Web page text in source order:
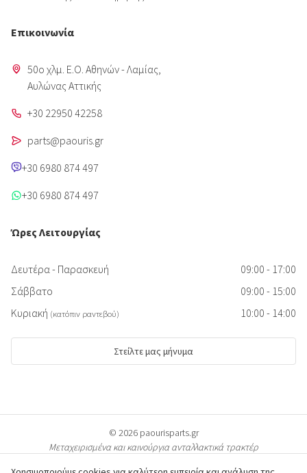
Επικοινωνία
50o χλμ. Ε.Ο. Αθηνών - Λαμίας,
Aυλώνας Αττικής
+30 22950 42258
parts@paouris.gr
+30 6980 874 497
+30 6980 874 497
Ώρες Λειτουργίας
Δευτέρα - Παρασκευή
09:00 - 17:00
Σάββατο
09:00 - 15:00
Κυριακή (κατόπιν ραντεβού) 10:00 - 14:00
Στείλτε μας μήνυμα
© 2026 paourisparts.gr
Μεταχειρισμένα και καινούργια ανταλλακτικά τρακτέρ